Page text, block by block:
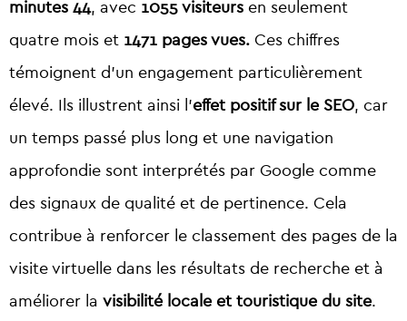
minutes 44, avec 1055 visiteurs en seulement
quatre mois et 1471 pages vues. Ces chiffres
témoignent d’un engagement particulièrement
élevé. Ils illustrent ainsi l’effet positif sur le SEO, car
un temps passé plus long et une navigation
approfondie sont interprétés par Google comme
des signaux de qualité et de pertinence. Cela
contribue à renforcer le classement des pages de la
visite virtuelle dans les résultats de recherche et à
améliorer la visibilité locale et touristique du site.